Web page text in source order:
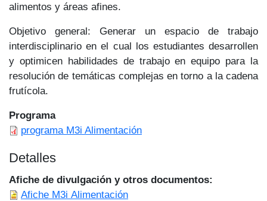
alimentos y áreas afines.
Objetivo general: Generar un espacio de trabajo
interdisciplinario en el cual los estudiantes desarrollen
y optimicen habilidades de trabajo en equipo para la
resolución de temáticas complejas en torno a la cadena
frutícola.
Programa
programa M3i Alimentación
Detalles
Afiche de divulgación y otros documentos
Afiche M3i Alimentación